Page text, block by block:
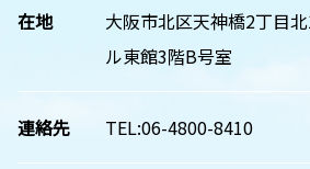
在地
大阪市北区天神橋2丁目
ル東館3階B号室
連絡先 TEL:06-4800-8410